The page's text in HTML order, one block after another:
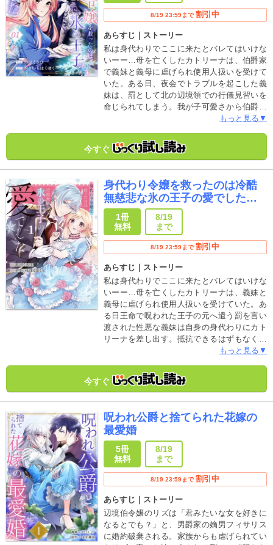
8/19 23:59まで 割引中
あらすじ｜ストーリー
私は身代わりでここに来たとバレてはいけな
いーー…母を亡くしたカトリーナは、伯爵家
で義妹と義母に虐げられ使用人扱いを受けて
いた。ある日、夜会でトラブルを起こした義
妹は、罰として北の辺境領での行儀見習いを
命じられてしまう。我が子可愛さから伯爵家
は身代わりにカトリーナを差し出し、理不尽
かうことに…震えながら辺境領に辿り着いた
カトリーナだったが、冷酷無慈悲だと聞いて
と愛を育むラブファンタジー！
もっと見る▼
今すぐ
身代わり令嬢を救ったのは冷酷
無慈悲な氷の王子の愛でした
【単行本版】
1冊
無料
8/19
まで
8/19 23:59まで 割引中
あらすじ｜ストーリー
私は身代わりでここに来たとバレてはいけな
いーー…母を亡くしたカトリーナは、義妹と
義母に虐げられ使用人扱いを受けていた。あ
る日王命で呪われた王子の元へ遣う罰を言い
渡された性悪な義妹は自身の身代わりにカト
リーナを差し出す。抵抗できるはずもなく極
寒の辺境領に辿り着いたカトリーナだった
も寄らぬ好待遇を受けてーー？純粋無垢な身
代わりの令嬢が、氷の王子と愛を育むラブフ
愛でした」の単行本版です】■【収録内容】
「身代わり令嬢を救ったのは冷酷無慈悲な氷
の王子の愛でした」1話～5話 単行本描き下
ろし漫画
もっと見る▼
今すぐ
呪われ公爵と捨てられた花嫁の
最愛婚
5冊
無料
8/19
まで
8/19 23:59まで 割引中
あらすじ｜ストーリー
辺境伯令嬢のリズは「君みたいな女を好きに
なるとでも？」と、男爵家の嫡男フィサリス
に婚約破棄される。家族からも虐げられてい